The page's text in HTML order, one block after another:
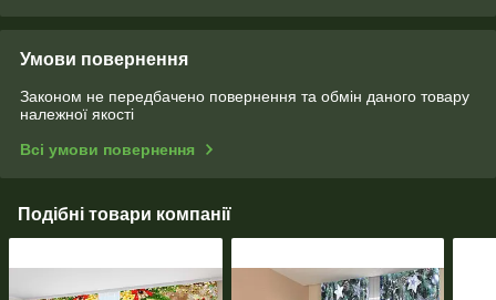
Умови повернення
Законом не передбачено повернення та обмін даного товару
належної якості
Всі умови повернення
Подібні товари компанії